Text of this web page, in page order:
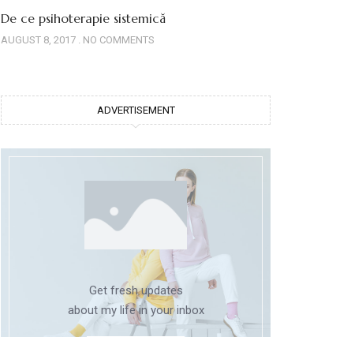
De ce psihoterapie sistemică
AUGUST 8, 2017 NO COMMENTS
ADVERTISEMENT
Get fresh updates
about my life in your inbox